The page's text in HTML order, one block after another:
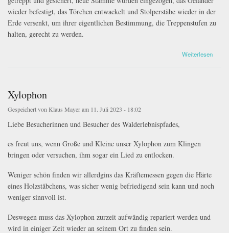
wieder befestigt, das Törchen entwackelt und Stolperstäbe wieder in der
Erde versenkt, um ihrer eigentlichen Bestimmung, die Treppenstufen zu
halten, gerecht zu werden.
Weiterlesen
Xylophon
Gespeichert von Klaus Mayeram 11. Juli 2023 - 18:02
Liebe Besucherinnen und Besucher des Walderlebnispfades,
es freut uns, wenn Große und Kleine unser Xylophon zum Klingen
bringen oder versuchen, ihm sogar ein Lied zu entlocken.
Weniger schön finden wir allerdgins das Kräftemessen gegen die Härte
eines Holzstäbchens, was sicher wenig befriedigend sein kann und noch
weniger sinnvoll ist.
Deswegen muss das Xylophon zurzeit aufwändig repariert werden und
wird in einiger Zeit wieder an seinem Ort zu finden sein.